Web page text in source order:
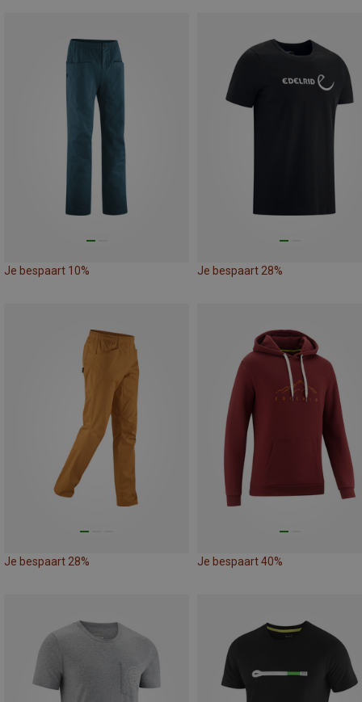
Je bespaart 10% Je bespaart 28%
Je bespaart 28% Je bespaart 40%